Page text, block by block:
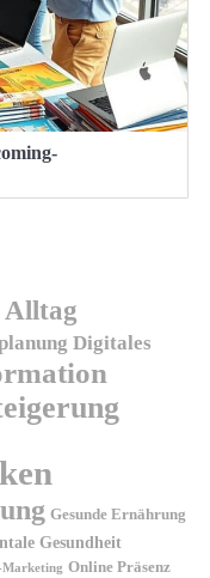
Alltag
Digitales
Gesunde Ernährung
Gesundheit
Marketing Online Präsenz